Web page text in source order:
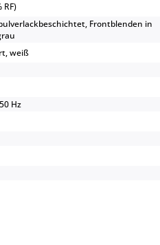
RF)
Frontblenden in
weiß
Hz